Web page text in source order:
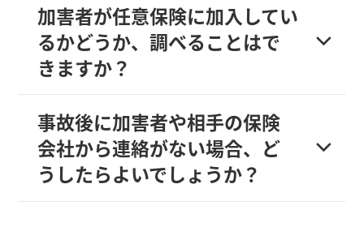
加害者が任意保険に加入してい
るかどうか、調べることはで
きますか？
事故後に加害者や相手の保険
会社から連絡がない場合、ど
うしたらよいでしょうか？